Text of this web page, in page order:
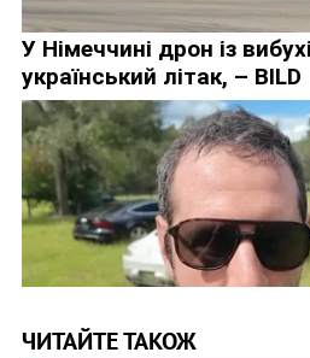
ЧИТАЙТЕ ТАКОЖ